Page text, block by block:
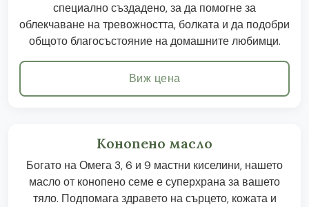
специално създадено, за да помогне за
облекчаване на тревожността, болката и да подобри
общото благосъстояние на домашните любимци.
Виж цена
Конопено масло
Богато на Омега 3, 6 и 9 мастни киселини, нашето
масло от конопено семе е суперхрана за вашето
тяло. Подпомага здравето на сърцето, кожата и